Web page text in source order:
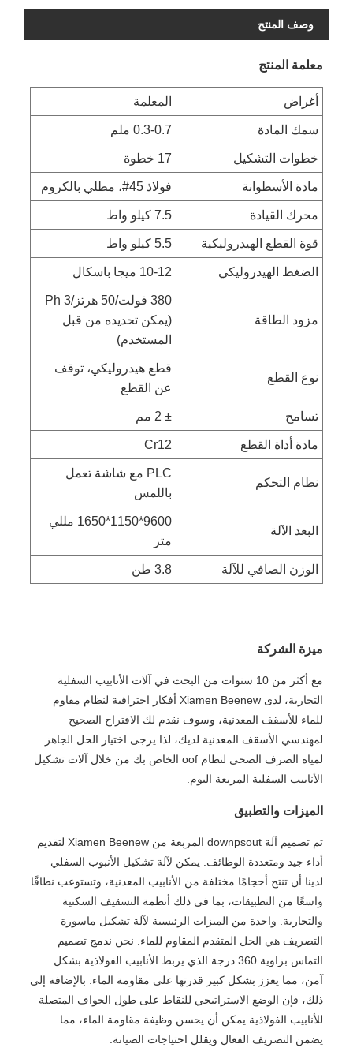
وصف المنتج
معلمة المنتج
أغراض المعلمة
سمك المادة 0.3-0.7 ملم
خطوات التشكيل 17 خطوة
مادة الأسطوانة فولاذ 45#، مطلي بالكروم
محرك القيادة 7.5 كيلو واط
قوة القطع الهيدروليكية 5.5 كيلو واط
الضغط الهيدروليكي 10-12 ميجا باسكال
مزود الطاقة
380 فولت/50 هرتز/3 Ph
(يمكن تحديده من قبل
المستخدم)
نوع القطع
قطع هيدروليكي، توقف
عن القطع
تسامح ± 2 مم
مادة أداة القطع Cr12
نظام التحكم
PLC مع شاشة تعمل
باللمس
البعد الآلة
9600*1150*1650 مللي
متر
الوزن الصافي للآلة 3.8 طن
ميزة الشركة
مع أكثر من 10 سنوات من البحث في آلات الأنابيب السفلية
التجارية، لدى Xiamen Beenew أفكار احترافية لنظام مقاوم
للماء للأسقف المعدنية، وسوف نقدم لك الاقتراح الصحيح
لمهندسي الأسقف المعدنية لديك، لذا يرجى اختيار الحل الجاهز
لمياه الصرف الصحي لنظام oof الخاص بك من خلال آلات تشكيل
الأنابيب السفلية المربعة اليوم.
الميزات والتطبيق
تم تصميم آلة downpsout المربعة من Xiamen Beenew لتقديم
أداء جيد ومتعددة الوظائف. يمكن لآلة تشكيل الأنبوب السفلي
لدينا أن تنتج أحجامًا مختلفة من الأنابيب المعدنية، وتستوعب نطاقًا
واسعًا من التطبيقات، بما في ذلك أنظمة التسقيف السكنية
والتجارية. واحدة من الميزات الرئيسية لآلة تشكيل ماسورة
التصريف هي الحل المتقدم المقاوم للماء. نحن ندمج تصميم
التماس بزاوية 360 درجة الذي يربط الأنابيب الفولاذية بشكل
آمن، مما يعزز بشكل كبير قدرتها على مقاومة الماء. بالإضافة إلى
ذلك، فإن الوضع الاستراتيجي للنقاط على طول الحواف المتصلة
للأنابيب الفولاذية يمكن أن يحسن وظيفة مقاومة الماء، مما
يضمن التصريف الفعال ويقلل احتياجات الصيانة.